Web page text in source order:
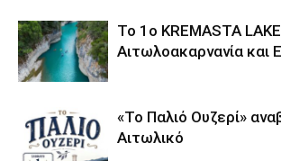
Το 1ο KREMASTA
Αιτωλοακαρνανία και
«Το Παλιό Ουζερί»
Αιτωλικό